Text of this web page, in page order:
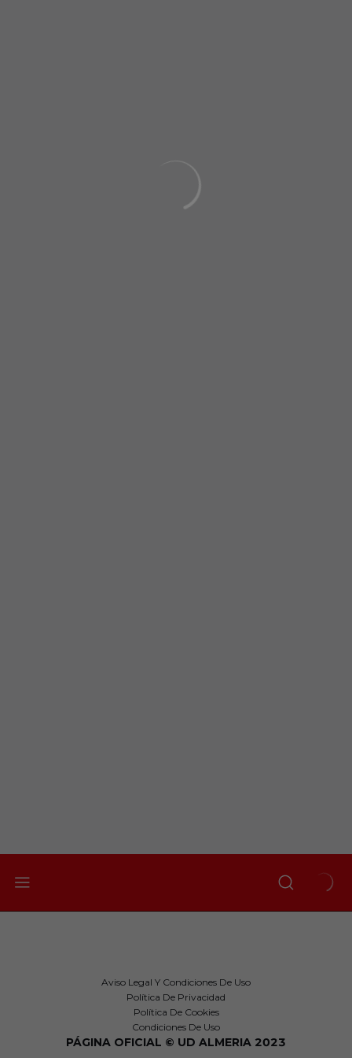
Aviso Legal Y Condiciones De Uso
Política De Privacidad
Política De Cookies
Condiciones De Uso
PÁGINA OFICIAL © UD ALMERIA 2023